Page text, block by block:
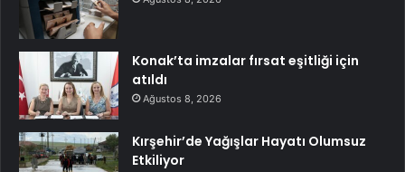
Konak’ta imzalar fırsat eşitliği için
atıldı
Ağustos 8, 2026
Kırşehir’de Yağışlar Hayatı Olumsuz
Etkiliyor